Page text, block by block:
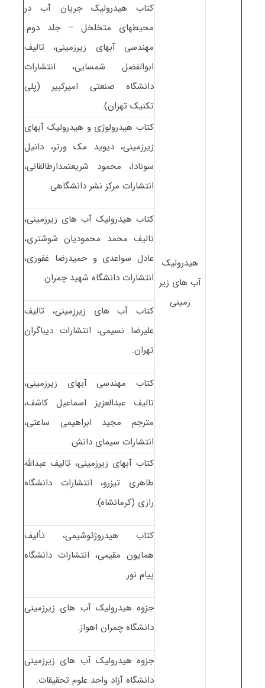
هیدرولیک
آب های زیر
زمینی
کتاب هیدرولیک جریان آب در
محیطهای متخلخل – جلد دوم:
مهندسی آبهای زیرزمینی، تالیف
ابوالفضل شمسایی، انتشارات
دانشگاه صنعتی امیرکبیر (پلی
تکنیک تهران).
کتاب هیدرولوژی و هیدرولیک آبهای
زیرزمینی، دیوید مک ورتر، دانیل
سونادا، محمود شریعتمدارطالقانی،
انتشارات مرکز نشر دانشگاهی.
کتاب هیدرولیک آب های زیرزمینی،
تالیف محمد محمودیان شوشتری،
عادل سواعدی و حمیدرضا غفوری،
انتشارات دانشگاه شهید چمران.
کتاب آب های زیرزمینی، تالیف
علیرضا نسیمی، انتشارات دیباگران
تهران.
کتاب مهندسی آبهای زیرزمینی،
تالیف عبدالعزیز اسماعیل کاشف،
مترجم مجید ابراهیمی ساعتی،
انتشارات سیمای دانش.
کتاب آبهای زیرزمینی، تالیف عبدالله
طاهری تیزرو، انتشارات دانشگاه
رازی (کرمانشاه).
کتاب هیدروژئوشیمی، تألیف
همایون مقیمی، انتشارات دانشگاه
پیام نور.
جزوه هیدرولیک آب های زیرزمینی
دانشگاه چمران اهواز.
جزوه هیدرولیک آب های زیرزمینی
دانشگاه آزاد واحد علوم تحقیقات.